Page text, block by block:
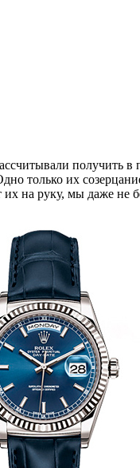
получить в
только их
на руку, мы даже не